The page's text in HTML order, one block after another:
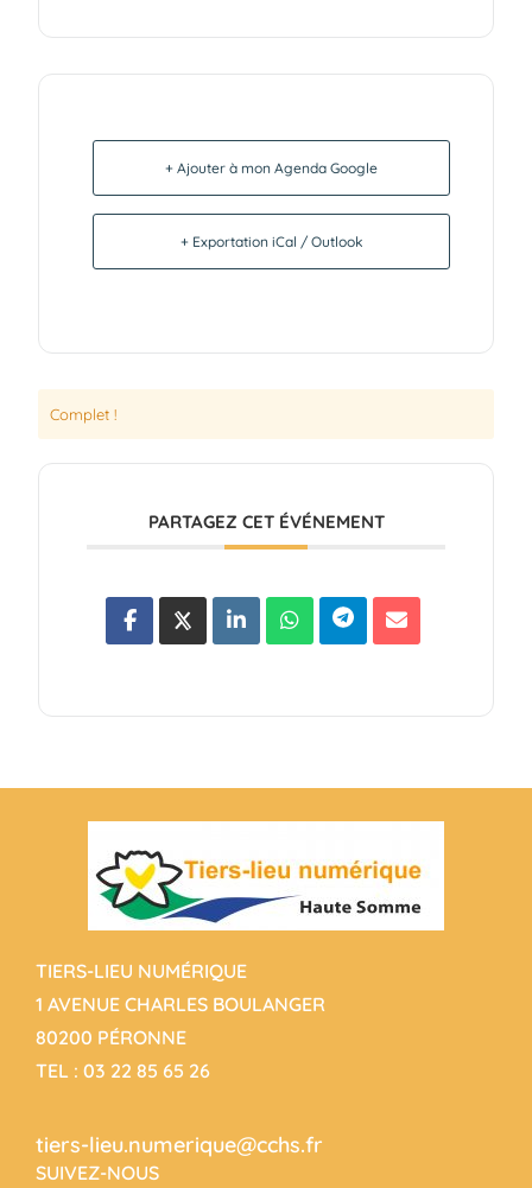
+ Ajouter à mon Agenda Google
+ Exportation iCal / Outlook
Complet !
PARTAGEZ CET ÉVÉNEMENT
TIERS-LIEU NUMÉRIQUE
1 AVENUE CHARLES BOULANGER
80200 PÉRONNE
TEL : 03 22 85 65 26
tiers-lieu.numerique@cchs.fr
SUIVEZ-NOUS